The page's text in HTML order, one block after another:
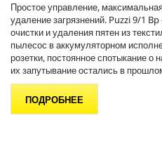
Простое управление,
удаление загрязнений. Puzzi9/1 Bp
очистки и удаления пятен из
пылесос в аккумуляторном
розетки, постоянное спотыкание
их запутывание остались в
ПОДРОБНЕЕ